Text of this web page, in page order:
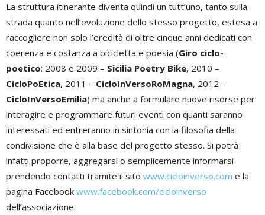
La struttura itinerante diventa quindi un tutt’uno, tanto sulla
strada quanto nell’evoluzione dello stesso progetto, estesa a
raccogliere non solo l’eredità di oltre cinque anni dedicati con
coerenza e costanza a bicicletta e poesia (Giro ciclo-
poetico: 2008 e 2009 – Sicilia Poetry Bike, 2010 –
CicloPoEtica, 2011 – CicloInVersoRoMagna, 2012 –
CicloInVersoEmilia) ma anche a formulare nuove risorse per
interagire e programmare futuri eventi con quanti saranno
interessati ed entreranno in sintonia con la filosofia della
condivisione che è alla base del progetto stesso. Si potrà
infatti proporre, aggregarsi o semplicemente informarsi
prendendo contatti tramite il sito www.cicloinverso.com e la
pagina Facebook www.facebook.com/cicloinverso
dell’associazione.